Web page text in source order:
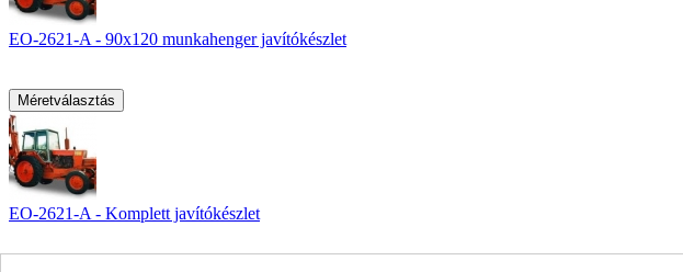
EO-2621-A - 90x120 munkahenger javítókészlet
EO-2621-A - Komplett javítókészlet